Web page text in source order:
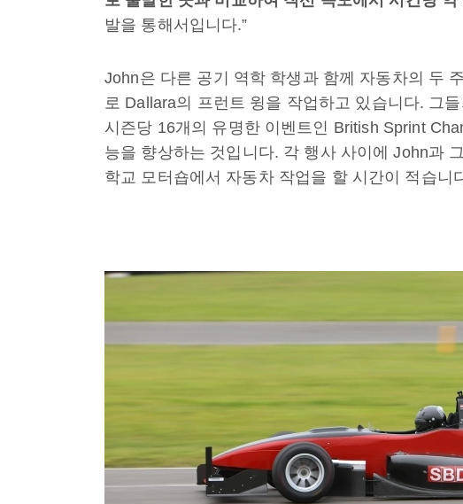
발을 통해서입니다.”
John은 다른 공기 역학 학생과 함께 자동차의 두
로 Dallara의 프런트 윙을 작업하고 있습니다. 그
시즌당 16개의 유명한 이벤트인 British Sprint
능을 향상하는 것입니다. 각 행사 사이에 John과
학교 모터숍에서 자동차 작업을 할 시간이 적습니